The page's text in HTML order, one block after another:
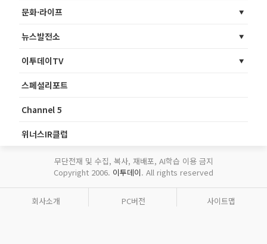
문화·라이프
뉴스발전소
이투데이TV
스페셜리포트
Channel 5
위너스IR클럽
무단전재 및 수집, 복사, 재배포, AI학습 이용 금지
Copyright 2006. 이투데이. All rights reserved
회사소개 PC버전 사이트맵